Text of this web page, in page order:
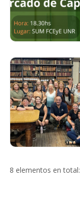
8 elementos en total: